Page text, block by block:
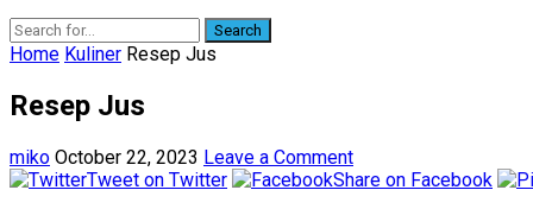
Search
Home Kuliner Resep Jus
Resep Jus
miko October 22, 2023 Leave a Comment
Tweet on Twitter
Share on Facebook